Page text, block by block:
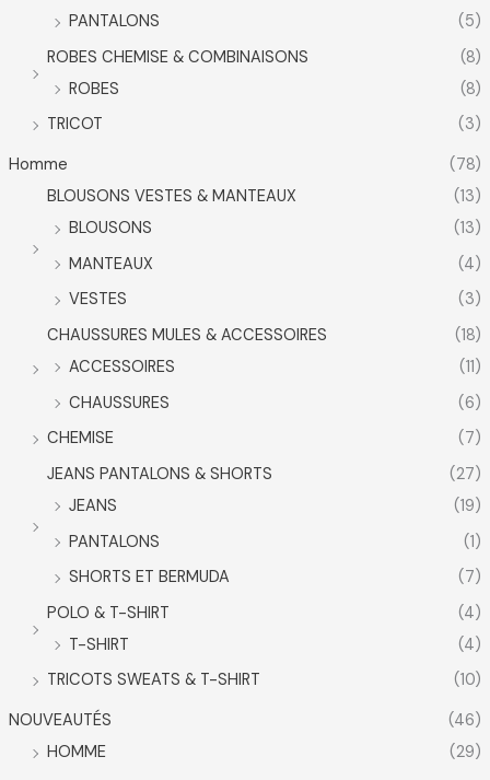
PANTALONS
(5)
ROBES CHEMISE & COMBINAISONS
(8)
ROBES
(8)
TRICOT
(3)
Homme
(78)
BLOUSONS VESTES & MANTEAUX
(13)
BLOUSONS
(13)
MANTEAUX
(4)
VESTES
(3)
CHAUSSURES MULES & ACCESSOIRES
(18)
ACCESSOIRES
(11)
CHAUSSURES
(6)
CHEMISE
(7)
JEANS PANTALONS & SHORTS
(27)
JEANS
(19)
PANTALONS
(1)
SHORTS ET BERMUDA
(7)
POLO & T-SHIRT
(4)
T-SHIRT
(4)
TRICOTS SWEATS & T-SHIRT
(10)
NOUVEAUTÉS
(46)
HOMME
(29)